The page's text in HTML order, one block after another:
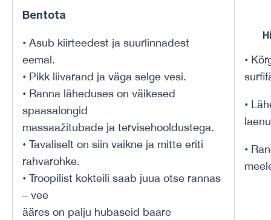
Bentota
• Asub kiirteedest ja suurlinnadest
eemal.
• Pikk liivarand ja väga selge vesi.
• Ranna läheduses on väikesed
spaasalongid
massaažitubade ja tervisehooldustega.
• Tavaliselt on siin vaikne ja mitte eriti
rahvarohke.
• Troopilist kokteili saab juua otse rannas
– vee
ääres on palju hubaseid baare
•
•
•